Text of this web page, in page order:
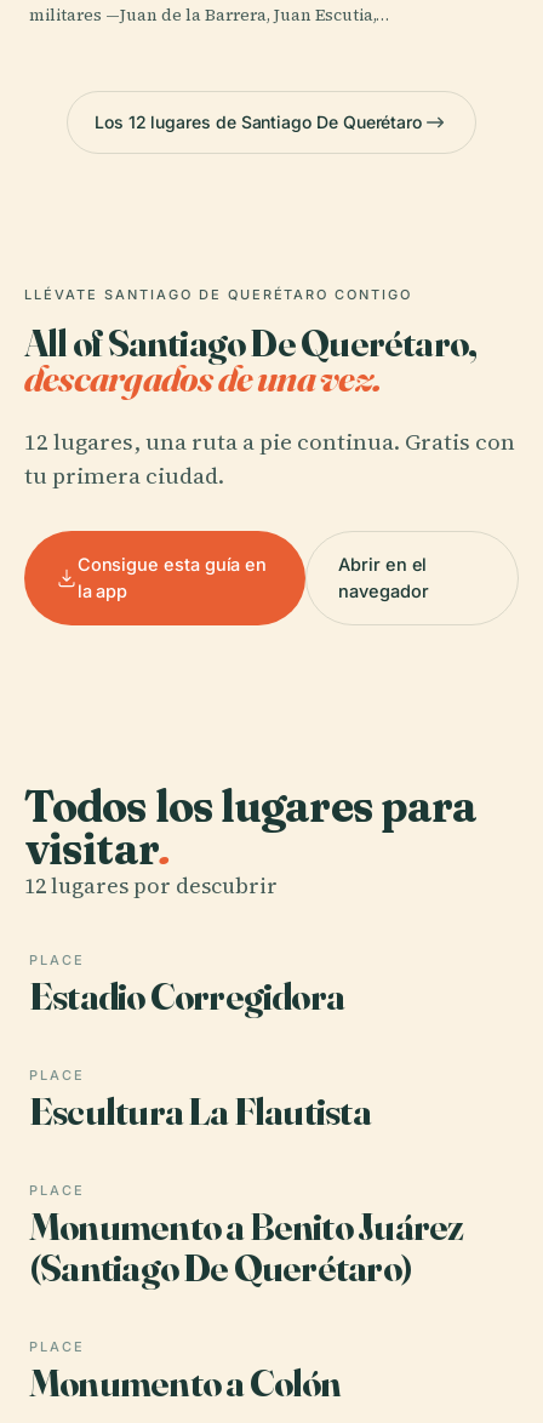
militares —Juan de la Barrera, Juan Escutia,…
Los 12 lugares de Santiago De Querétaro
LLÉVATE SANTIAGO DE QUERÉTARO CONTIGO
All of Santiago De Querétaro,
descargados de una vez.
12 lugares, una ruta a pie continua. Gratis con
tu primera ciudad.
Consigue esta guía en
la app
Abrir en el
navegador
Todos los lugares para
visitar.
12 lugares por descubrir
PLACE
Estadio Corregidora
PLACE
Escultura La Flautista
PLACE
Monumento a Benito Juárez
(Santiago De Querétaro)
PLACE
Monumento a Colón